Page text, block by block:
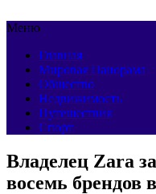
Меню
Главная
Мировая Панорама
Общество
Недвижимость
Путешествия
Спорт
Владелец Zara
восемь брендов